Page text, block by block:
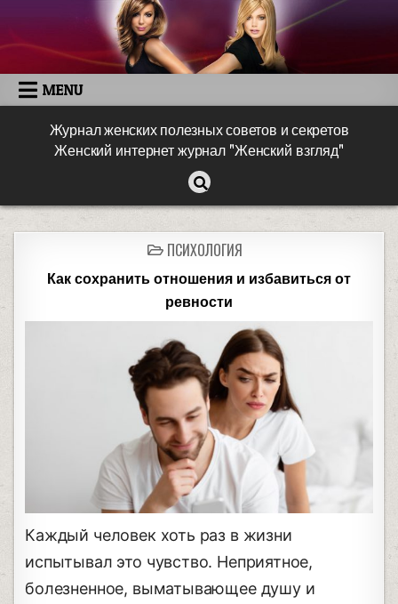
MENU
Журнал женских полезных советов и секретов
Женский интернет журнал "Женский взгляд"
ПСИХОЛОГИЯ
Как сохранить отношения и избавиться от
ревности
Каждый человек хоть раз в жизни
испытывал это чувство. Неприятное,
болезненное, выматывающее душу и